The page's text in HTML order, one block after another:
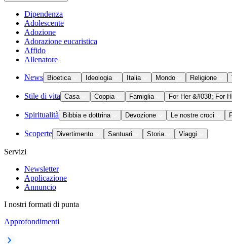
Dipendenza
Adolescente
Adozione
Adorazione eucaristica
Affido
Allenatore
News Bioetica Ideologia Italia Mondo Religione
Stile di vita Casa Coppia Famiglia For Her &#038; For
Spiritualità Bibbia e dottrina Devozione Le nostre croci
Scoperte Divertimento Santuari Storia Viaggi
Servizi
Newsletter
Applicazione
Annuncio
I nostri formati di punta
Approfondimenti